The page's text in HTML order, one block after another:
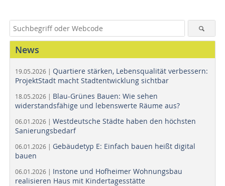
News
19.05.2026 | Quartiere stärken, Lebensqualität verbessern:
ProjektStadt macht Stadtentwicklung sichtbar
18.05.2026 | Blau-Grünes Bauen: Wie sehen
widerstandsfähige und lebenswerte Räume aus?
06.01.2026 | Westdeutsche Städte haben den höchsten
Sanierungsbedarf
06.01.2026 | Gebäudetyp E: Einfach bauen heißt digital
bauen
06.01.2026 | Instone und Hofheimer Wohnungsbau
realisieren Haus mit Kindertagesstätte